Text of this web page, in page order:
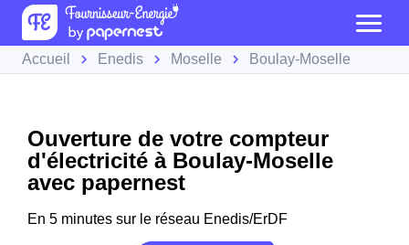
Accueil Enedis Moselle Boulay-Moselle